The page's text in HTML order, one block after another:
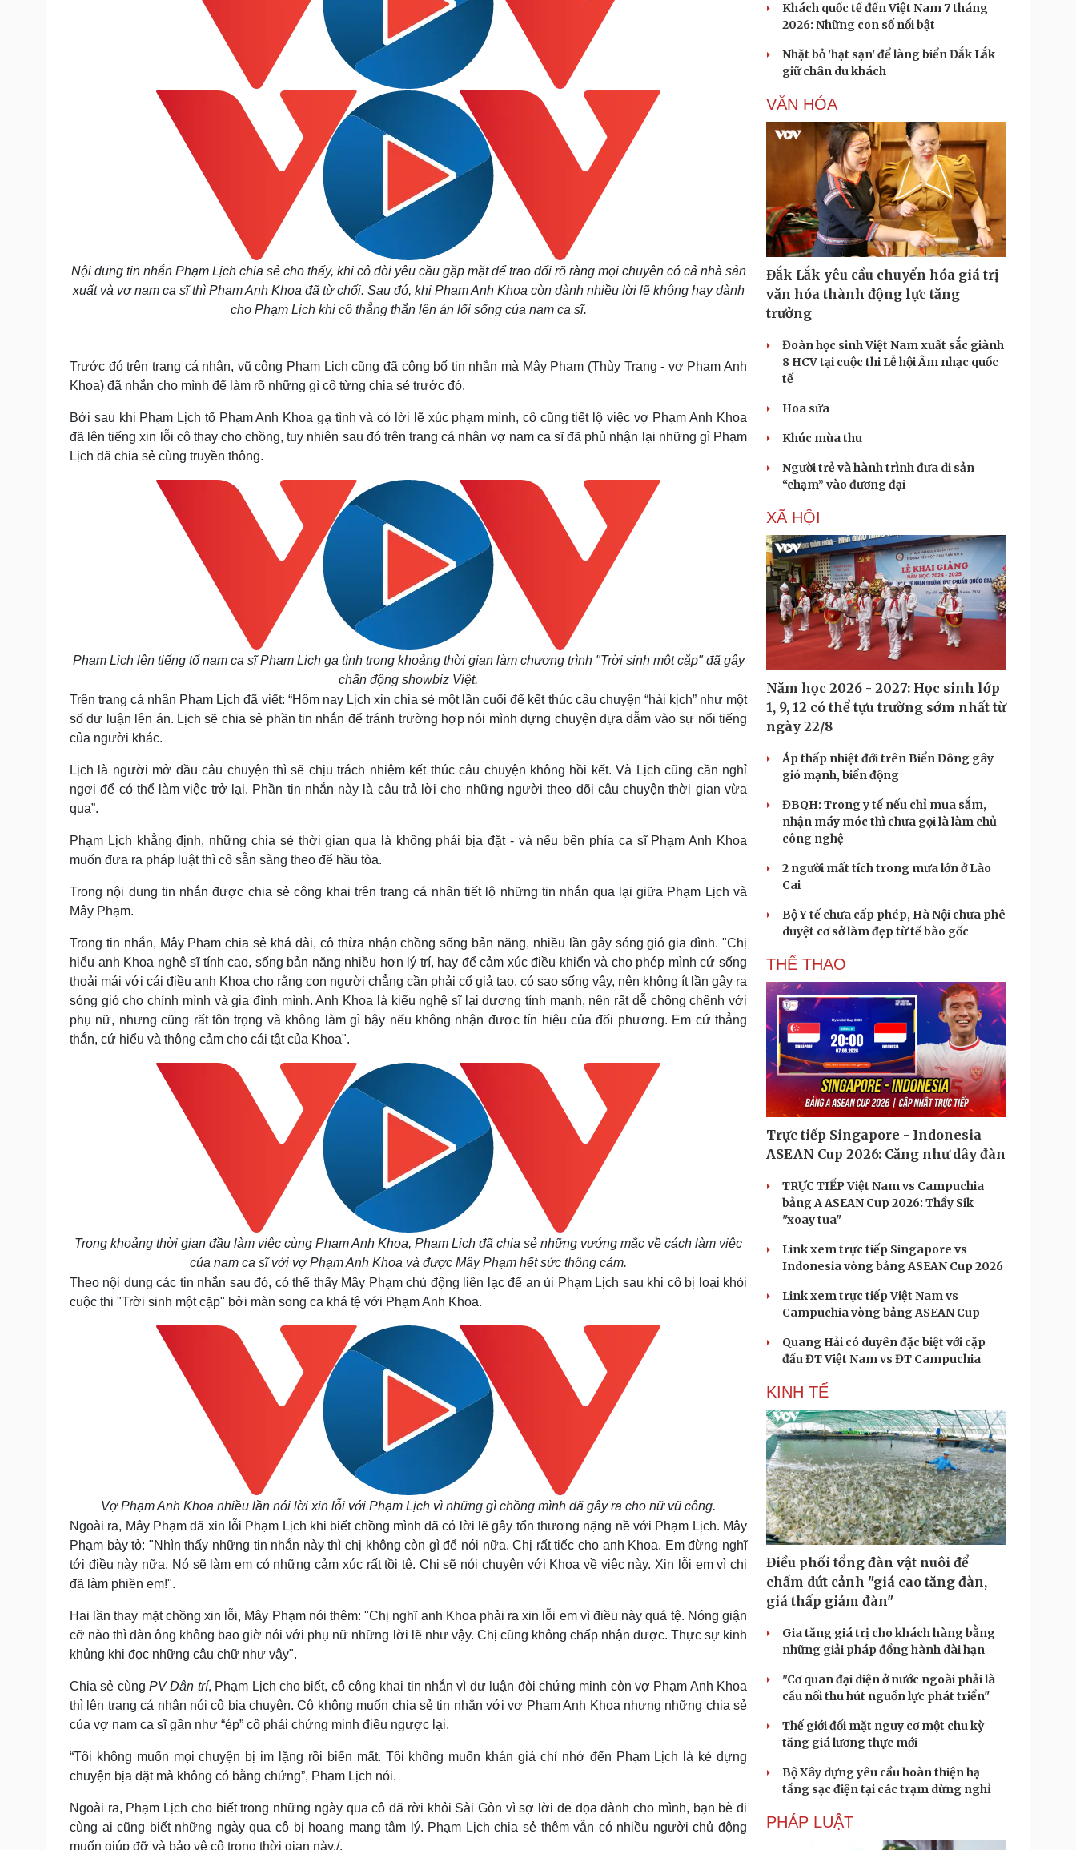
Nội dung tin nhắn Phạm Lịch chia sẻ cho thấy, khi cô đòi yêu cầu gặp mặt để trao đổi rõ ràng mọi chuyện có cả nhà sản
xuất và vợ nam ca sĩ thì Phạm Anh Khoa đã từ chối. Sau đó, khi Phạm Anh Khoa còn dành nhiều lời lẽ không hay dành
cho Phạm Lịch khi cô thẳng thắn lên án lối sống của nam ca sĩ.
Trước đó trên trang cá nhân, vũ công Phạm Lịch cũng đã công bố tin nhắn mà Mây Phạm (Thùy Trang - vợ Phạm Anh
Khoa) đã nhắn cho mình để làm rõ những gì cô từng chia sẻ trước đó.
Bởi sau khi Phạm Lịch tố Phạm Anh Khoa gạ tình và có lời lẽ xúc phạm mình, cô cũng tiết lộ việc vợ Phạm Anh Khoa
đã lên tiếng xin lỗi cô thay cho chồng, tuy nhiên sau đó trên trang cá nhân vợ nam ca sĩ đã phủ nhận lại những gì Phạm
Lịch đã chia sẻ cùng truyền thông.
Phạm Lịch lên tiếng tố nam ca sĩ Phạm Lịch gạ tình trong khoảng thời gian làm chương trình "Trời sinh một cặp" đã gây
chấn động showbiz Việt.
Trên trang cá nhân Phạm Lịch đã viết: “Hôm nay Lịch xin chia sẻ một lần cuối để kết thúc câu chuyện “hài kịch” như một
số dư luận lên án. Lịch sẽ chia sẻ phần tin nhắn để tránh trường hợp nói mình dựng chuyện dựa dẫm vào sự nổi tiếng
của người khác.
Lịch là người mở đầu câu chuyện thì sẽ chịu trách nhiệm kết thúc câu chuyện không hồi kết. Và Lịch cũng cần nghỉ
ngơi để có thể làm việc trở lại. Phần tin nhắn này là câu trả lời cho những người theo dõi câu chuyện thời gian vừa
qua”.
Phạm Lịch khẳng định, những chia sẻ thời gian qua là không phải bịa đặt - và nếu bên phía ca sĩ Phạm Anh Khoa
muốn đưa ra pháp luật thì cô sẵn sàng theo để hầu tòa.
Trong nội dung tin nhắn được chia sẻ công khai trên trang cá nhân tiết lộ những tin nhắn qua lại giữa Phạm Lịch và
Mây Phạm.
Trong tin nhắn, Mây Phạm chia sẻ khá dài, cô thừa nhận chồng sống bản năng, nhiều lần gây sóng gió gia đình. "Chị
hiểu anh Khoa nghệ sĩ tính cao, sống bản năng nhiều hơn lý trí, hay để cảm xúc điều khiển và cho phép mình cứ sống
thoải mái với cái điều anh Khoa cho rằng con người chẳng cần phải cố giả tạo, có sao sống vậy, nên không ít lần gây ra
sóng gió cho chính mình và gia đình mình. Anh Khoa là kiểu nghệ sĩ lại dương tính mạnh, nên rất dễ chông chênh với
phụ nữ, nhưng cũng rất tôn trọng và không làm gì bậy nếu không nhận được tín hiệu của đối phương. Em cứ thẳng
thắn, cứ hiểu và thông cảm cho cái tật của Khoa".
Trong khoảng thời gian đầu làm việc cùng Phạm Anh Khoa, Phạm Lịch đã chia sẻ những vướng mắc về cách làm việc
của nam ca sĩ với vợ Phạm Anh Khoa và được Mây Phạm hết sức thông cảm.
Theo nội dung các tin nhắn sau đó, có thể thấy Mây Phạm chủ động liên lạc để an ủi Phạm Lịch sau khi cô bị loại khỏi
cuộc thi "Trời sinh một cặp" bởi màn song ca khá tệ với Phạm Anh Khoa.
Vợ Phạm Anh Khoa nhiều lần nói lời xin lỗi với Phạm Lịch vì những gì chồng mình đã gây ra cho nữ vũ công.
Ngoài ra, Mây Phạm đã xin lỗi Phạm Lịch khi biết chồng mình đã có lời lẽ gây tổn thương nặng nề với Phạm Lịch. Mây
Phạm bày tỏ: "Nhìn thấy những tin nhắn này thì chị không còn gì để nói nữa. Chị rất tiếc cho anh Khoa. Em đừng nghĩ
tới điều này nữa. Nó sẽ làm em có những cảm xúc rất tồi tệ. Chị sẽ nói chuyện với Khoa về việc này. Xin lỗi em vì chị
đã làm phiền em!".
Hai lần thay mặt chồng xin lỗi, Mây Phạm nói thêm: "Chị nghĩ anh Khoa phải ra xin lỗi em vì điều này quá tệ. Nóng giận
cỡ nào thì đàn ông không bao giờ nói với phụ nữ những lời lẽ như vậy. Chị cũng không chấp nhận được. Thực sự kinh
khủng khi đọc những câu chữ như vậy".
Chia sẻ cùng PV Dân trí, Phạm Lịch cho biết, cô công khai tin nhắn vì dư luận đòi chứng minh còn vợ Phạm Anh Khoa
thì lên trang cá nhân nói cô bịa chuyện. Cô không muốn chia sẻ tin nhắn với vợ Phạm Anh Khoa nhưng những chia sẻ
của vợ nam ca sĩ gần như “ép” cô phải chứng minh điều ngược lại.
“Tôi không muốn mọi chuyện bị im lặng rồi biến mất. Tôi không muốn khán giả chỉ nhớ đến Phạm Lịch là kẻ dựng
chuyện bịa đặt mà không có bằng chứng”, Phạm Lịch nói.
Ngoài ra, Phạm Lịch cho biết trong những ngày qua cô đã rời khỏi Sài Gòn vì sợ lời đe dọa dành cho mình, bạn bè đi
cùng ai cũng biết những ngày qua cô bị hoang mang tâm lý. Phạm Lịch chia sẻ thêm vẫn có nhiều người chủ động
muốn giúp đỡ và bảo vệ cô trong thời gian này./.
Khách quốc tế đến Việt Nam 7 tháng
2026: Những con số nổi bật
Nhặt bỏ 'hạt sạn' để làng biển Đắk Lắk
giữ chân du khách
VĂN HÓA
Đắk Lắk yêu cầu chuyển hóa giá trị
văn hóa thành động lực tăng
trưởng
Đoàn học sinh Việt Nam xuất sắc giành
8 HCV tại cuộc thi Lễ hội Âm nhạc quốc
tế
Hoa sữa
Khúc mùa thu
Người trẻ và hành trình đưa di sản
“chạm” vào đương đại
XÃ HỘI
Năm học 2026 - 2027: Học sinh lớp
1, 9, 12 có thể tựu trường sớm nhất từ
ngày 22/8
Áp thấp nhiệt đới trên Biển Đông gây
gió mạnh, biển động
ĐBQH: Trong y tế nếu chỉ mua sắm,
nhận máy móc thì chưa gọi là làm chủ
công nghệ
2 người mất tích trong mưa lớn ở Lào
Cai
Bộ Y tế chưa cấp phép, Hà Nội chưa phê
duyệt cơ sở làm đẹp từ tế bào gốc
THỂ THAO
Trực tiếp Singapore - Indonesia
ASEAN Cup 2026: Căng như dây đàn
TRỰC TIẾP Việt Nam vs Campuchia
bảng A ASEAN Cup 2026: Thầy Sik
"xoay tua"
Link xem trực tiếp Singapore vs
Indonesia vòng bảng ASEAN Cup 2026
Link xem trực tiếp Việt Nam vs
Campuchia vòng bảng ASEAN Cup
Quang Hải có duyên đặc biệt với cặp
đấu ĐT Việt Nam vs ĐT Campuchia
KINH TẾ
Điều phối tổng đàn vật nuôi để
chấm dứt cảnh "giá cao tăng đàn,
giá thấp giảm đàn"
Gia tăng giá trị cho khách hàng bằng
những giải pháp đồng hành dài hạn
"Cơ quan đại diện ở nước ngoài phải là
cầu nối thu hút nguồn lực phát triển"
Thế giới đối mặt nguy cơ một chu kỳ
tăng giá lương thực mới
Bộ Xây dựng yêu cầu hoàn thiện hạ
tầng sạc điện tại các trạm dừng nghỉ
PHÁP LUẬT